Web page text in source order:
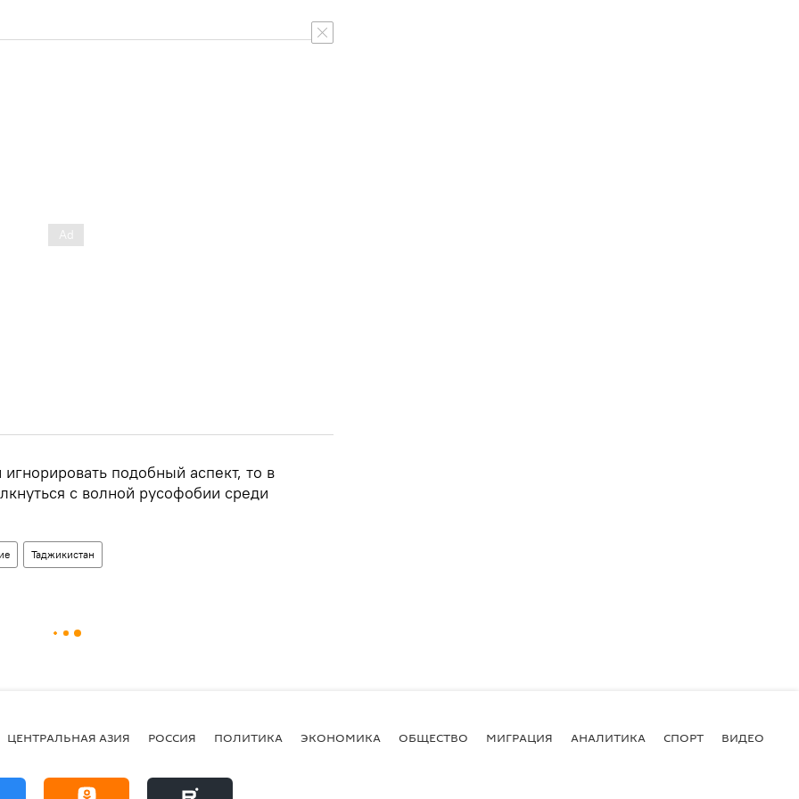
подобный аспект, то в
с волной русофобии среди
Таджикистан
ЦЕНТРАЛЬНАЯ АЗИЯ РОССИЯ ПОЛИТИКА ЭКОНОМИКА ОБЩЕСТВО МИГРАЦИЯ АНАЛИТИКА СПОРТ ВИДЕО